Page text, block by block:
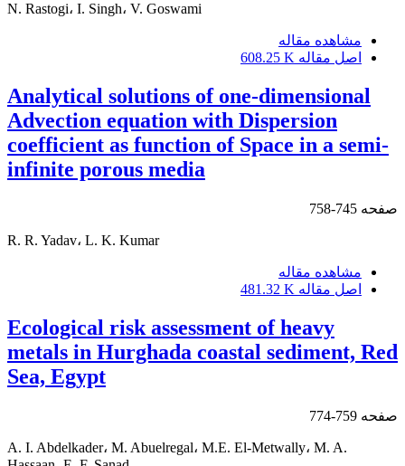
N. Rastogi، I. Singh، V. Goswami
مشاهده مقاله
اصل مقاله 608.25 K
Analytical solutions of one-dimensional
Advection equation with Dispersion
coefficient as function of Space in a semi-
infinite porous media
صفحه 745-758
R. R. Yadav، L. K. Kumar
مشاهده مقاله
اصل مقاله 481.32 K
Ecological risk assessment of heavy
metals in Hurghada coastal sediment, Red
Sea, Egypt
صفحه 759-774
A. I. Abdelkader، M. Abuelregal، M.E. El-Metwally، M. A.